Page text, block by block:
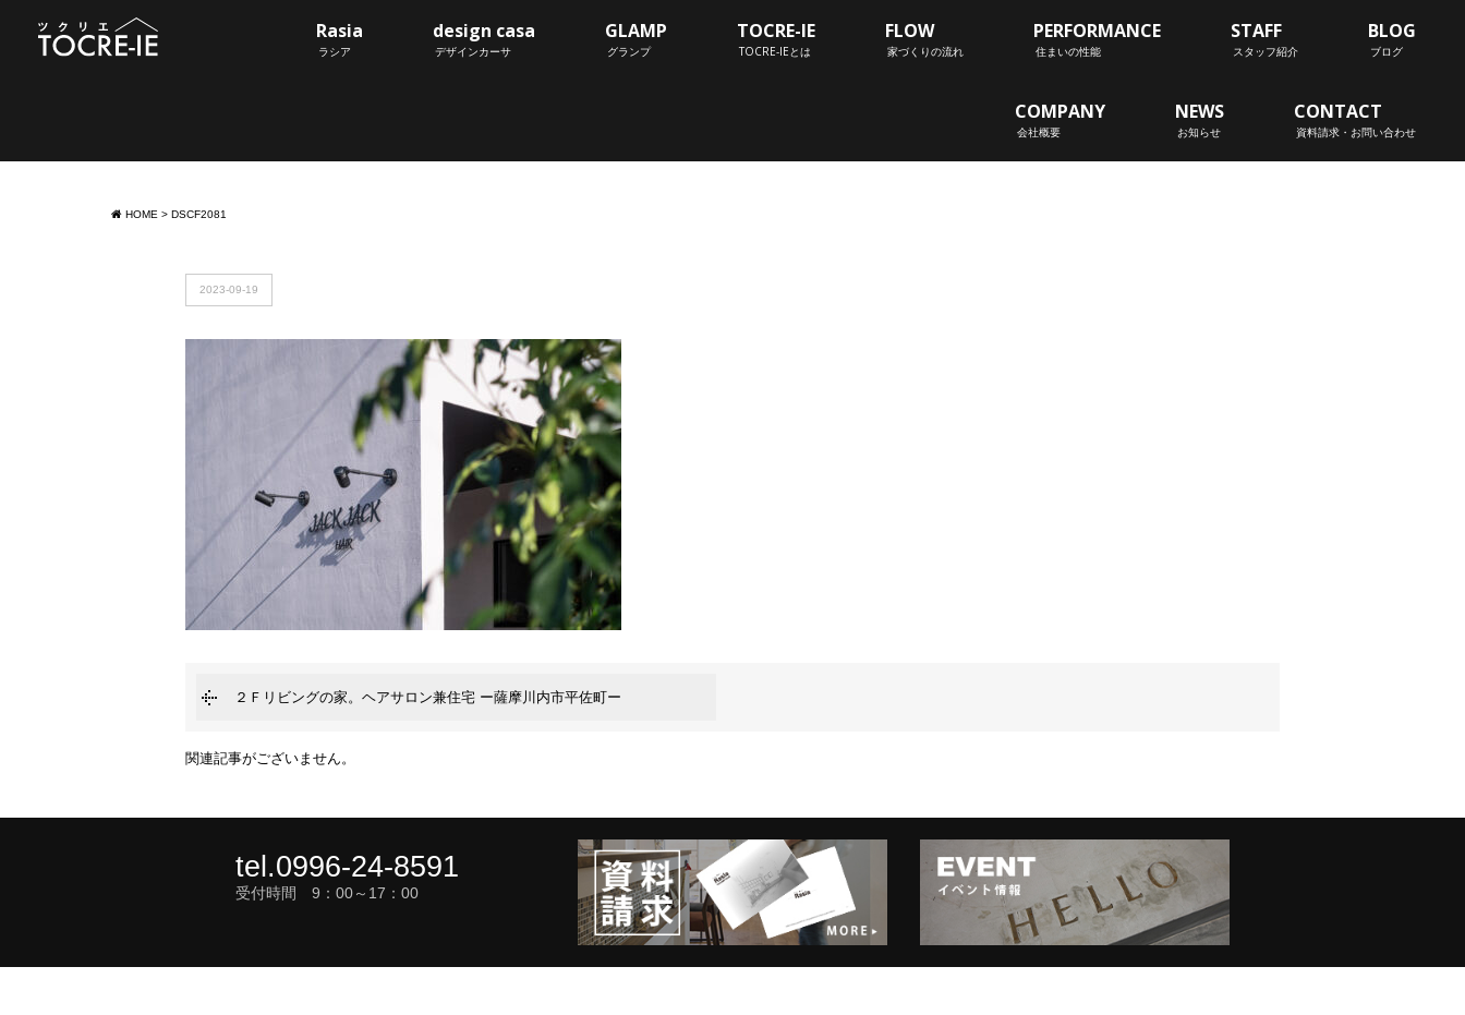
Rasia
ラシア
design casa
デザインカーサ
GLAMP
グランプ
TOCRE-IE
TOCRE-IEとは
FLOW
家づくりの流れ
PERFORMANCE
住まいの性能
STAFF
スタッフ紹介
BLOG
ブログ
COMPANY
会社概要
NEWS
お知らせ
CONTACT
資料請求・お問い合わせ
HOME > DSCF2081
2023-09-19
２Ｆリビングの家。ヘアサロン兼住宅 ー薩摩川内市平佐町ー
関連記事がございません。
tel.0996-24-8591
受付時間 9：00～17：00